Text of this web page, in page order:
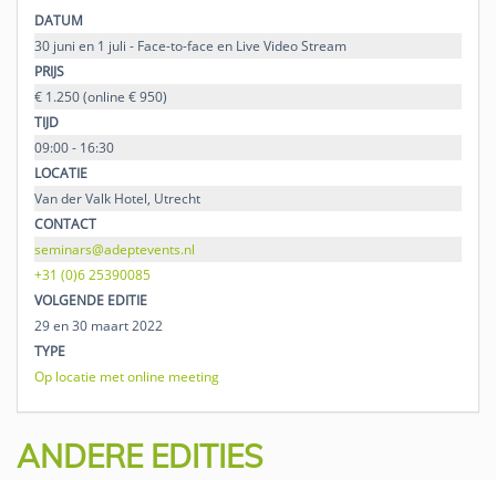
DATUM
30 juni en 1 juli - Face-to-face en Live Video Stream
PRIJS
€ 1.250 (online € 950)
TIJD
09:00 - 16:30
LOCATIE
Van der Valk Hotel, Utrecht
CONTACT
seminars@adeptevents.nl
+31 (0)6 25390085
VOLGENDE EDITIE
29 en 30 maart 2022
TYPE
Op locatie met online meeting
ANDERE EDITIES